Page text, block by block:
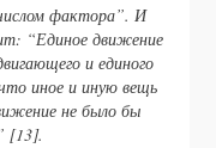
фактора”. И
“Единое движение
и единого
иное и иную вещь
не было бы
[13].